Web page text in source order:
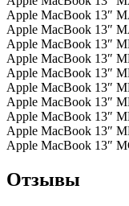
Apple MacBook 13″
Apple MacBook 13″
Apple MacBook 13″
Apple MacBook 13″
Apple MacBook 13″
Apple MacBook 13″
Apple MacBook 13″
Apple MacBook 13″
Apple MacBook 13″
Apple MacBook 13″
Отзывы